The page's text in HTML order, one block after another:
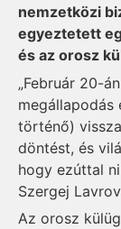
nemzetközi
egyeztetett
és az orosz
„Február 20-
megállapodás
történő)
döntést, és
hogy ezúttal
Szergej
Az orosz